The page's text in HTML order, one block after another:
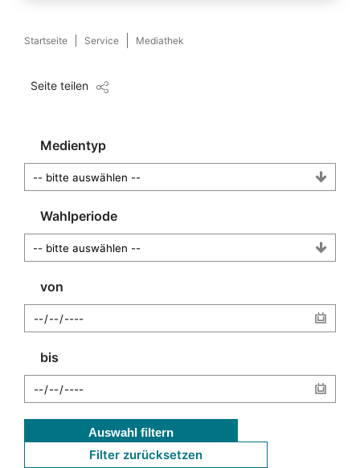
Startseite Service Mediathek
Seite teilen
Medientyp
Wahlperiode
von
bis
Auswahl filtern
Filter zurücksetzen